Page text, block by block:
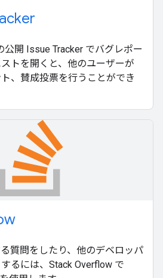
公開 Issue Tracker でバグレポー
トを開くと、他のユーザーが
、賛成投票を行うことができ
質問をしたり、他のデベロッパ
るには、Stack Overflow で